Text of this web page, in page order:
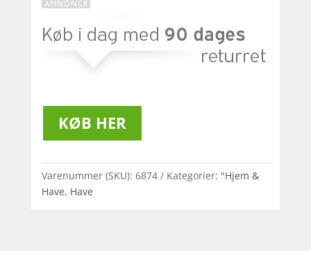
KØB HER
Varenummer (SKU): 6874 Kategorier: "Hjem &
Have, Have